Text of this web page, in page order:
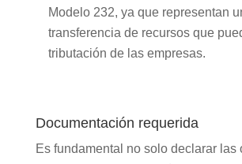
Modelo 232, ya que representan
transferencia de recursos que
tributación de las empresas.
Documentación requerida
Es fundamental no solo declarar las